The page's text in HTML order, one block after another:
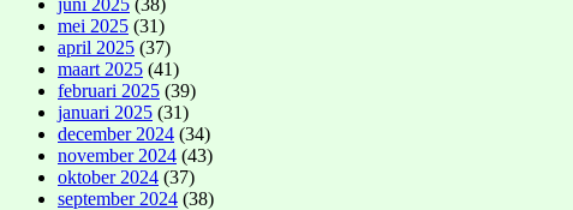
mei 2025 (31)
april 2025 (37)
maart 2025 (41)
februari 2025 (39)
januari 2025 (31)
december 2024 (34)
november 2024 (43)
oktober 2024 (37)
september 2024 (38)